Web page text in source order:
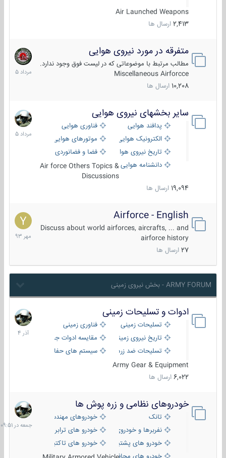
Air Launched Weapons
2,413 ارسال ها
متفرقه در مورد نیروی هوایی
مطالب مرتبط با موضوعاتی که در لیست فوق وجود ندارد.
Miscellaneous Airforcce
10,208 ارسال ها
7
مرداد
1405
سایر بخشهای نیروی هوایی
پدافند هوایی
فناوری هوایی
الکترونیک هوایی
موتورهای هوایی
تاریخ نیروی هوایی
فضا و فضانوردی
دانشنامه هواییAir force Others Topics &
Discussions
19,094 ارسال ها
2
مرداد
1405
Airforce - English
Discuss about world airforces, aircrafts, ... and
airforce history
27 ارسال ها
15
مهر
1393
ARMY FORUM - بخش نیروی زمینی
ادوات و تسلیحات زمینی
تسلیحات زمینی
فناوری زمینی
تاریخ نیروی زمینی
مقایسه ادوات جنگی
تسلیحات ضد زره
سیستم های حفاظت فعال
Army Gear & Equipment
6,022 ارسال ها
21
آذر
1404
خودروهای نظامی و زره پوش ها
تانک
خودروهای مهندسی
نفربرها و خودروی های رزمی پیاده نظام
خودرو های ترابری نظامی
خودرو های پشتیبانی آتش ، شناسایی و ضد تانک
خودرو های تاکتیکی نظامی
جمعه
در
09:51